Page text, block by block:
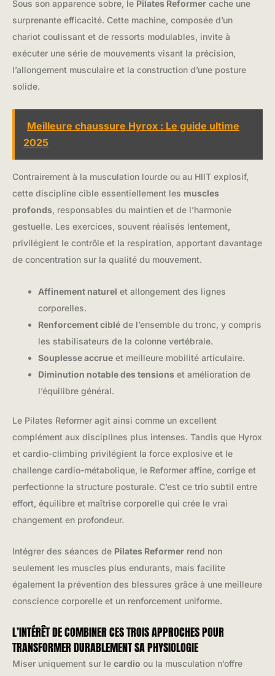
Sous son apparence sobre, le Pilates Reformer cache une
surprenante efficacité. Cette machine, composée d’un
chariot coulissant et de ressorts modulables, invite à
exécuter une série de mouvements visant la précision,
l’allongement musculaire et la construction d’une posture
solide.
Meilleure chaussure Hyrox : Le guide ultime
2025
Contrairement à la musculation lourde ou au HIIT explosif,
cette discipline cible essentiellement les muscles
profonds , responsables du maintien et de l’harmonie
gestuelle. Les exercices, souvent réalisés lentement,
privilégient le contrôle et la respiration, apportant davantage
de concentration sur la qualité du mouvement.
Affinement naturel et allongement des lignes
corporelles.
Renforcement ciblé de l’ensemble du tronc, y compris
les stabilisateurs de la colonne vertébrale.
Souplesse accrue et meilleure mobilité articulaire.
Diminution notable des tensions et amélioration de
l’équilibre général.
Le Pilates Reformer agit ainsi comme un excellent
complément aux disciplines plus intenses. Tandis que Hyrox
et cardio-climbing privilégient la force explosive et le
challenge cardio-métabolique, le Reformer affine, corrige et
perfectionne la structure posturale. C’est ce trio subtil entre
effort, équilibre et maîtrise corporelle qui crée le vrai
changement en profondeur.
Intégrer des séances de Pilates Reformer rend non
seulement les muscles plus endurants, mais facilite
également la prévention des blessures grâce à une meilleure
conscience corporelle et un renforcement uniforme.
L’INTÉRÊT DE COMBINER CES TROIS APPROCHES POUR
TRANSFORMER DURABLEMENT SA PHYSIOLOGIE
Miser uniquement sur le cardio ou la musculation n’offre